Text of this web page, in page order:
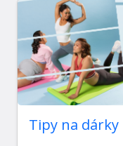
Tipy na